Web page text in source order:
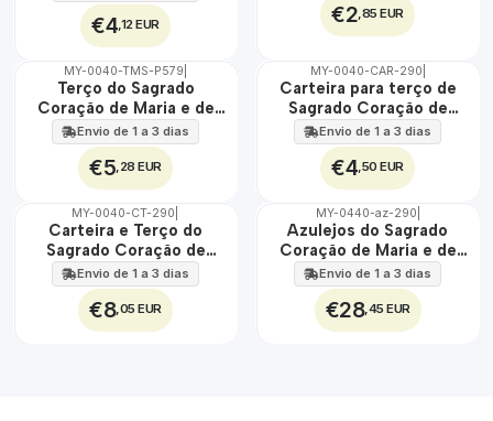
€4,12 EUR €2,85 EUR
🇵🇹
100%
MY-0040-TMS-P579
Terço do Sagrado
Coração de Maria e de
Jesus
Envio de 1 a 3 dias
€5,28 EUR
🇵🇹
100%
MY-0040-CAR-290
Carteira para terço de
Sagrado Coração de
Maria e de Jesus
Envio de 1 a 3 dias
€4,50 EUR
🇵🇹
100%
MY-0040-CT-290
Carteira e Terço do
Sagrado Coração de
Maria e de Jesus
Envio de 1 a 3 dias
€8,05 EUR
🇵🇹
100%
EXT.
MY-0440-az-290
Azulejos do Sagrado
Coração de Maria e de
Jesus 30 cm x 45 cm
Envio de 1 a 3 dias
€28,45 EUR